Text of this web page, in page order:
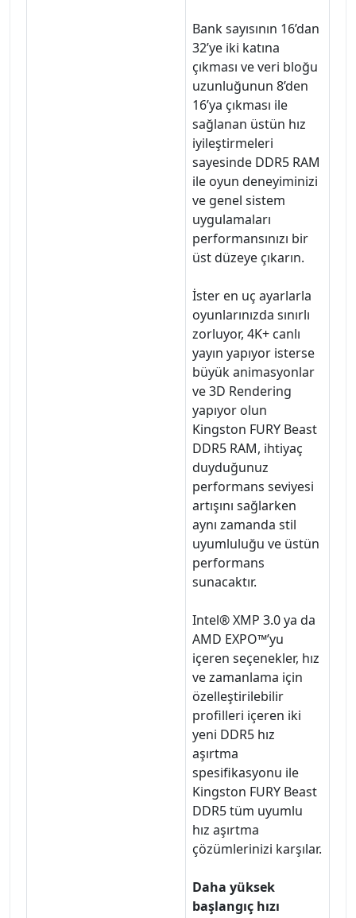
Bank sayısının 16’dan
32’ye iki katına
çıkması ve veri bloğu
uzunluğunun 8’den
16’ya çıkması ile
sağlanan üstün hız
iyileştirmeleri
sayesinde DDR5 RAM
ile oyun deneyiminizi
ve genel sistem
uygulamaları
performansınızı bir
üst düzeye çıkarın.
İster en uç ayarlarla
oyunlarınızda sınırlı
zorluyor, 4K+ canlı
yayın yapıyor isterse
büyük animasyonlar
ve 3D Rendering
yapıyor olun
Kingston FURY Beast
DDR5 RAM, ihtiyaç
duyduğunuz
performans seviyesi
artışını sağlarken
aynı zamanda stil
uyumluluğu ve üstün
performans
sunacaktır.
Intel® XMP 3.0 ya da
AMD EXPO™’yu
içeren seçenekler, hız
ve zamanlama için
özelleştirilebilir
profilleri içeren iki
yeni DDR5 hız
aşırtma
spesifikasyonu ile
Kingston FURY Beast
DDR5 tüm uyumlu
hız aşırtma
çözümlerinizi karşılar.
Daha yüksek
başlangıç hızı